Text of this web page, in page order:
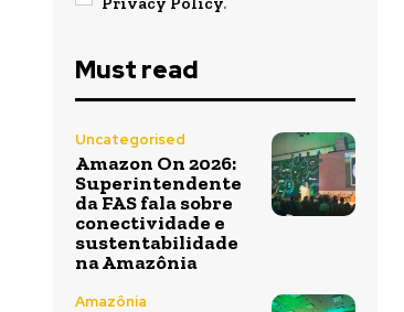
Must read
Uncategorised
Amazon On 2026:
Superintendente
da FAS fala sobre
conectividade e
sustentabilidade
na Amazônia
Amazônia